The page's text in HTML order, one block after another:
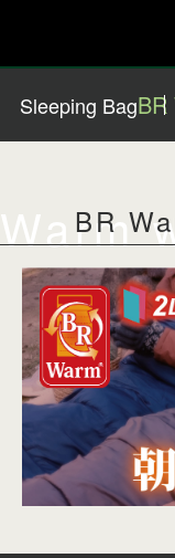
Sleeping Bag
Warm
BR